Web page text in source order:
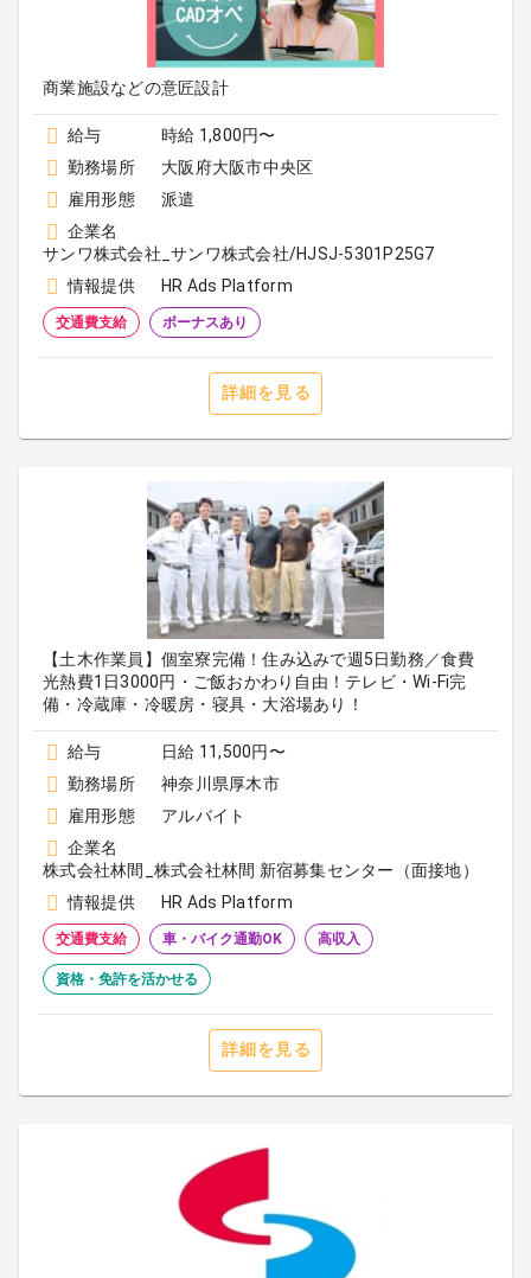
商業施設などの意匠設計
給与
時給 1,800円〜
勤務場所
大阪府大阪市中央区
雇用形態
派遣
企業名
サンワ株式会社_サンワ株式会社/HJSJ-5301P25G7
情報提供
HR Ads Platform
交通費支給 ボーナスあり
詳細を見る
【土木作業員】個室寮完備！住み込みで週5日勤務／食費
光熱費1日3000円・ご飯おかわり自由！テレビ・Wi-Fi完
備・冷蔵庫・冷暖房・寝具・大浴場あり！
給与
日給 11,500円〜
勤務場所
神奈川県厚木市
雇用形態
アルバイト
企業名
株式会社林間_株式会社林間 新宿募集センター（面接地）
情報提供
HR Ads Platform
交通費支給 車・バイク通勤OK 高収入
資格・免許を活かせる
詳細を見る